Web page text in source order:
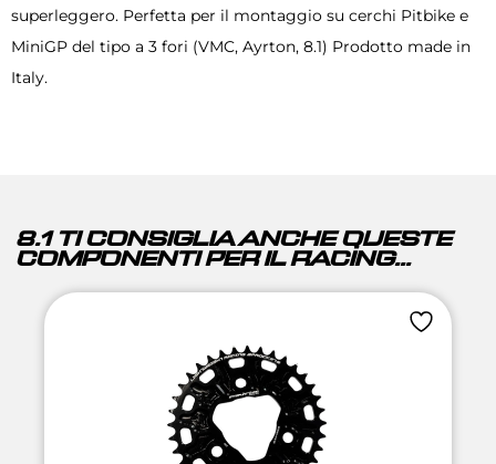
superleggero. Perfetta per il montaggio su cerchi Pitbike e
MiniGP del tipo a 3 fori (VMC, Ayrton, 8.1) Prodotto made in
Italy.
8.1 TI CONSIGLIA ANCHE QUESTE
COMPONENTI PER IL RACING...